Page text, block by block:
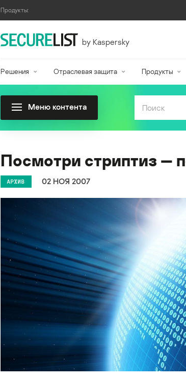
Продукты:
by Kaspersky
Решения Отраслевая защита Продукты
Меню контента
Посмотри стриптиз —
АРХИВ 02 НОЯ 2007